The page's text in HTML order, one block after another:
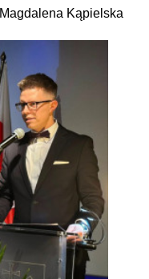
Magdalena Kąpielska